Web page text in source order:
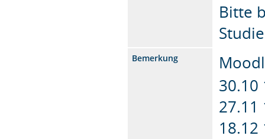
Bitte
Bemerkung
30.10
27.11
18.12